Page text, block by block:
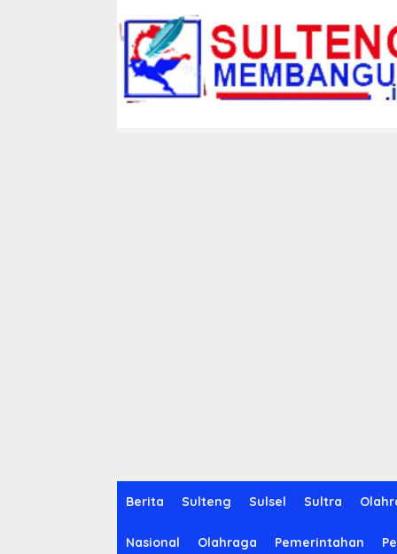
Berita Sulteng Sulsel Sultra
Nasional Olahraga Pemerintahan